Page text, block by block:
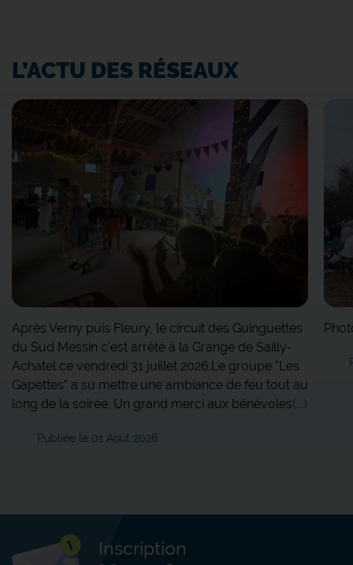
L’ACTU DES RÉSEAUX
Après Verny puis Fleury, le circuit des Guinguettes
du Sud Messin c'est arrêté à la Grange de Sailly-
Achatel ce vendredi 31 juillet 2026.Le groupe "Les
Gapettes" a su mettre une ambiance de feu tout au
long de la soirée. Un grand merci aux bénévoles(...)
Publiée le 01 Août 2026
Inscription